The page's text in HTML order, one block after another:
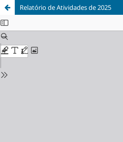
Relatório de Atividades de 2025